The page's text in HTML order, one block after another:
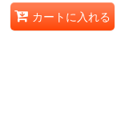
カートに入れる